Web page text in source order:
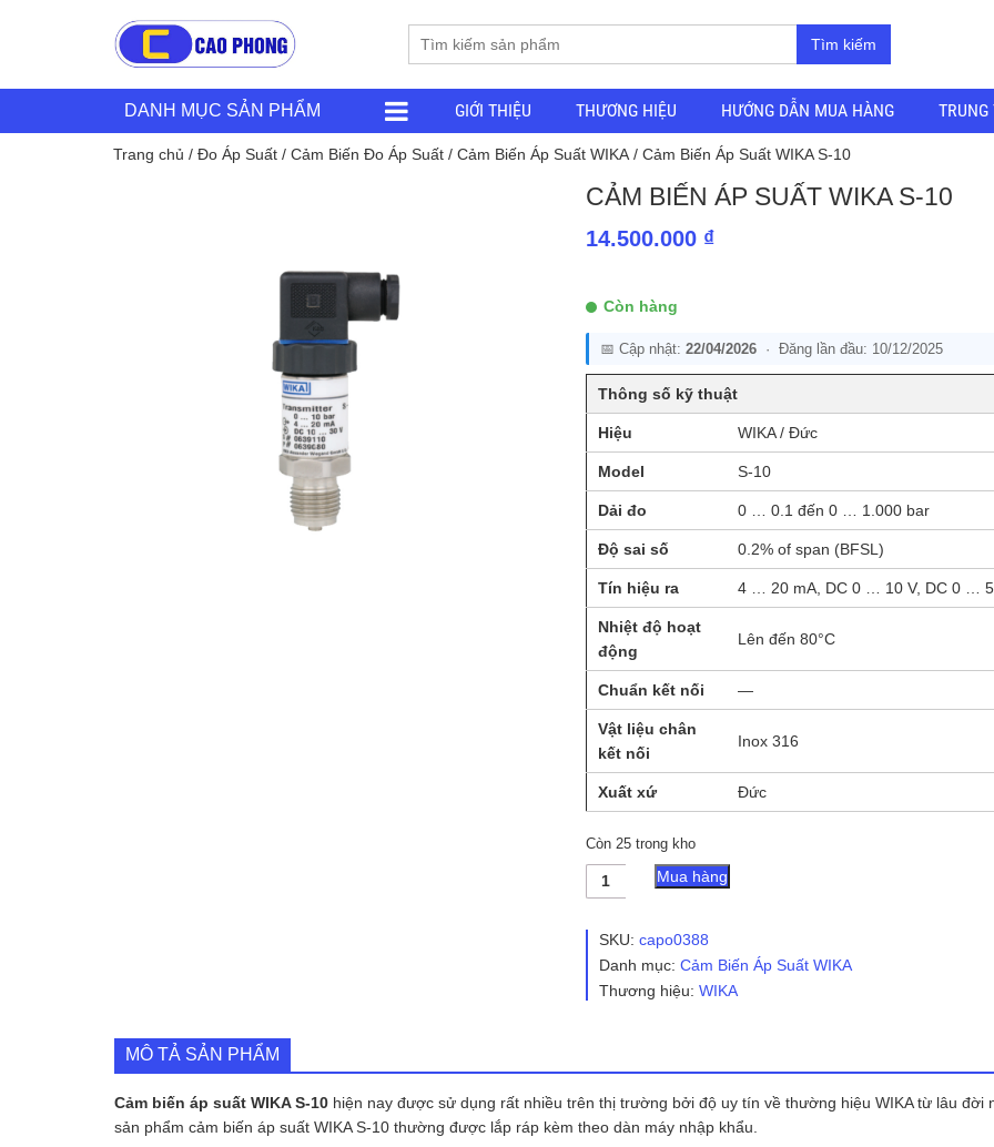
Tìm kiếm
DANH MỤC SẢN PHẨM GIỚI THIỆU THƯƠNG HIỆU HƯỚNG DẪN MUA HÀNG
Trang chủ / Đo Áp Suất / Cảm Biến Đo Áp Suất / Cảm Biến Áp Suất WIKA / Cảm Biến Áp Suất WIKA S-10
CẢM BIẾN ÁP SUẤT WIKA S-10
14.500.000 ₫
Còn hàng
📅 Cập nhật: 22/04/2026· Đăng lần đầu: 10/12/2025
Thông số kỹ thuật
Hiệu WIKA / Đức
Model S-10
Dải đo 0 … 0.1 đến 0 … 1.000 bar
Độ sai số 0.2% of span (BFSL)
Tín hiệu ra 4 … 20 mA, DC 0 … 10 V, DC 0 …
Nhiệt độ hoạt
động
Lên đến 80°C
Chuẩn kết nối —
Vật liệu chân
kết nối
Inox 316
Xuất xứ Đức
Còn 25 trong kho
Cảm
Suất
Mua hàng
SKU: capo0388
Danh mục: Cảm Biến Áp Suất WIKA
Thương hiệu: WIKA
MÔ TẢ SẢN PHẨM
Cảm biến áp suất WIKA S-10 hiện nay được sử dụng rất nhiều trên thị trường bởi độ uy tín về thường hiệu WIKA từ lâu đời
sản phẩm cảm biến áp suất WIKA S-10 thường được lắp ráp kèm theo dàn máy nhập khẩu.